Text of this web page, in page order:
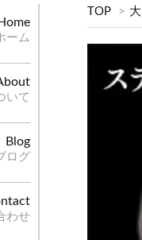
TOP >
ーム
いて
Blog
ログ
わせ